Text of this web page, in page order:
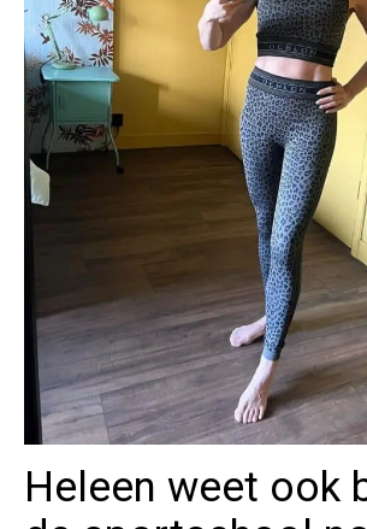
Heleen weet ook